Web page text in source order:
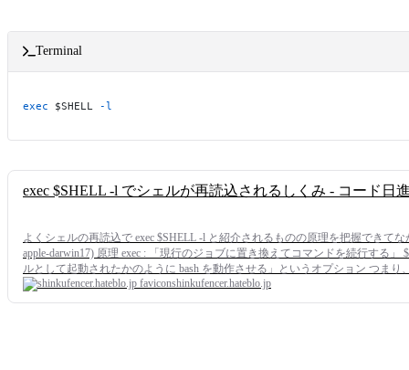
Terminal
exec $SHELL -l
exec $SHELL -l でシェルが再読込されるしくみ - コード日
よくシェルの再読込で exec $SHELL -l と紹介されるものの原理を把握できてな
apple-darwin17) 原理 exec : 「現行のジョブに置き換えてコマンドを続行する
ルとして起動されたかのように bash を動作させる」というオプション つまり
shinkufencer.hateblo.jp